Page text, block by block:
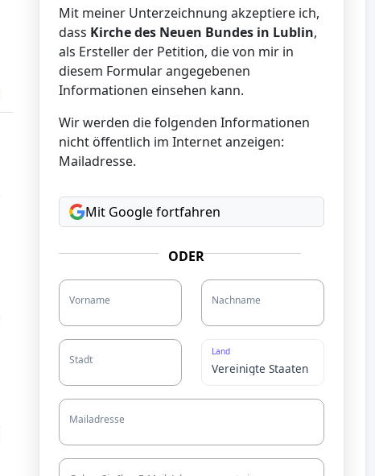
Mit meiner Unterzeichnung akzeptiere ich,
dass Kirche des Neuen Bundes in Lublin,
als Ersteller der Petition, die von mir in
diesem Formular angegebenen
Informationen einsehen kann.
Wir werden die folgenden Informationen
nicht öffentlich im Internet anzeigen:
Mailadresse.
Mit Google fortfahren
ODER
Vorname Nachname
Stadt
Land
Mailadresse